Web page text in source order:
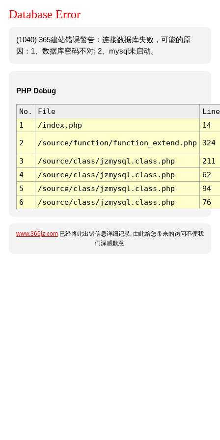
Database Error
(1040) 365建站错误警告：连接数据库失败，可能的原
因：1、数据库密码不对; 2、mysql未启动。
PHP Debug
No. File
Line
1
/index.php 14
2 /source/function/function_extend.php 324
3 /source/class/jzmysql.class.php
211
4
/source/class/jzmysql.class.php
62
5
/source/class/jzmysql.class.php
94
6
/source/class/jzmysql.class.php 76
www.365jz.com 已经将此出错信息详细记录, 由此给您带来的访问不便我
们深感歉意.